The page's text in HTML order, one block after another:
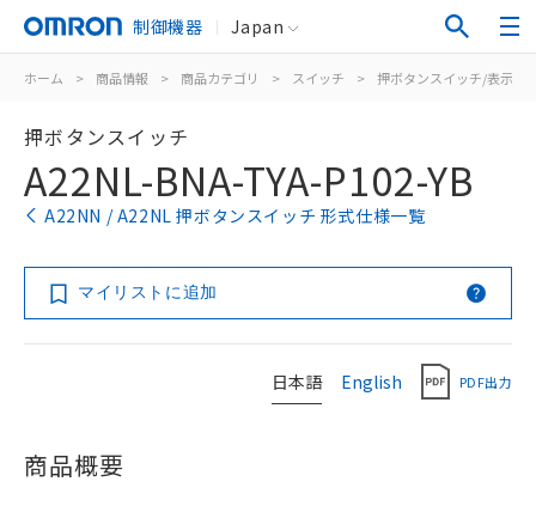
制御機器 Japan
ホーム > 商品情報 > 商品カテゴリ > スイッチ > 押ボタンスイッチ/表示灯
押ボタンスイッチ
A22NL-BNA-TYA-P102-YB
A22NN / A22NL 押ボタンスイッチ 形式仕様一覧
マイリストに追加
日本語 English PDF出力
商品概要